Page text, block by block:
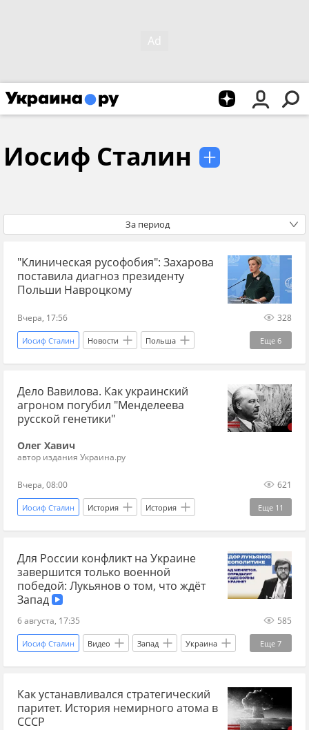
Иосиф Сталин
За период
"Клиническая русофобия": Захарова
поставила диагноз президенту
Польши Навроцкому
Вчера, 17:56 328
Еще 6
Иосиф Сталин Новости Польша
Россия Киев Андрей Захаров
Украина.ру Кароль Навроцкий
Красная Армия
Дело Вавилова. Как украинский
агроном погубил "Менделеева
русской генетики"
Олег Хавич
автор издания Украина.ру
Вчера, 08:00 621
Еще 11
Иосиф Сталин История История
история СССР СССР Москва
Ленинград Николай Вавилов
Верховный Суд НКВД Сельское хозяйство
Наука
Для России конфликт на Украине
завершится только военной
победой: Лукьянов о том, что ждёт
Запад
6 августа, 17:35 585
Еще 7
Иосиф Сталин Видео Запад Украина
Россия Дональд Трамп Украина.ру
Британия СССР
Международная политика
Как устанавливался стратегический
паритет. История немирного атома в
СССР